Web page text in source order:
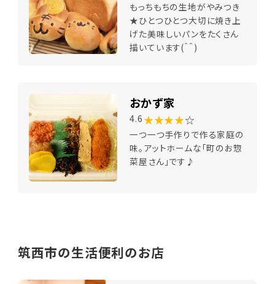
もっちもちの生地がやみつき
★ひとつひとつ大切に焼き上
げた美味しいパンをたくさん
描いています(＾＾)
おかず家
4.6 ★★★★☆
一つ一つ手作りで作る家庭の
味。アットホームな「町のお惣
菜屋さん」です♪
筑西市の生活便利のお店